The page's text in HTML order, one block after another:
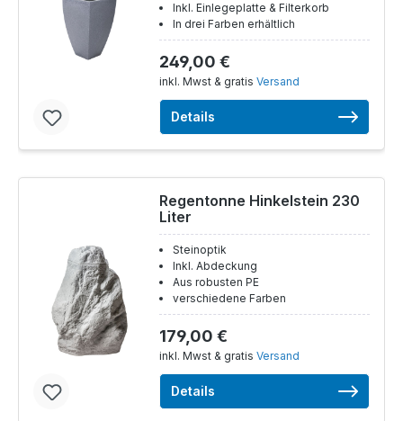
Inkl. Einlegeplatte & Filterkorb
In drei Farben erhältlich
249,00 €
inkl. Mwst & gratis Versand
Details
Regentonne Hinkelstein 230
Liter
Steinoptik
Inkl. Abdeckung
Aus robusten PE
verschiedene Farben
179,00 €
inkl. Mwst & gratis Versand
Details